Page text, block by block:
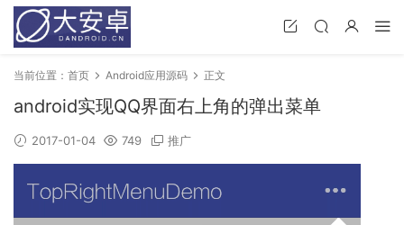
当前位置： 首页 Android应用源码 正文
android实现QQ界面右上角的弹出菜单
2017-01-04 749 推广